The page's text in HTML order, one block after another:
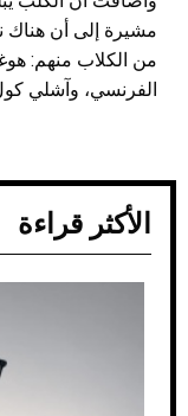
مشيرة إلى أن هناك
من الكلاب منهم:
الفرنسي، وآشلي
الأكثر قراءة